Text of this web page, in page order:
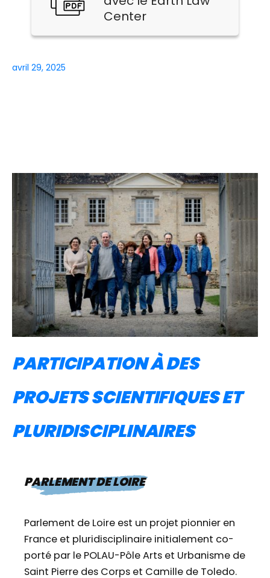
Center
avril 29, 2025
PARTICIPATION À DES
PROJETS SCIENTIFIQUES ET
PLURIDISCIPLINAIRES
PARLEMENT DE LOIRE
Parlement de Loire est un projet pionnier en
France et pluridisciplinaire initialement co-
porté par le POLAU-Pôle Arts et Urbanisme de
Saint Pierre des Corps et Camille de Toledo.